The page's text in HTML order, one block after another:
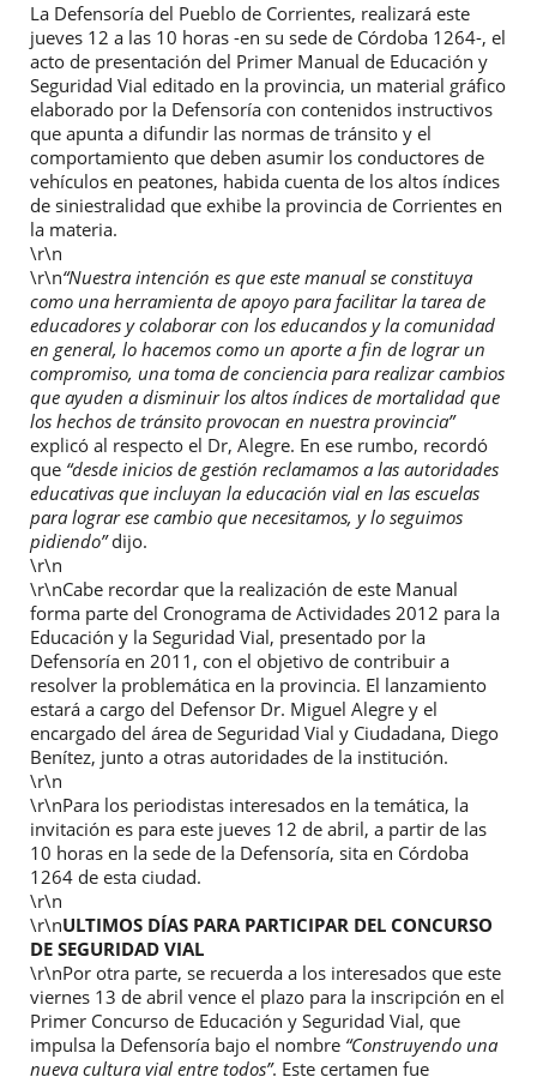
La Defensoría del Pueblo de Corrientes, realizará este
jueves 12 a las 10 horas -en su sede de Córdoba 1264-, el
acto de presentación del Primer Manual de Educación y
Seguridad Vial editado en la provincia, un material gráfico
elaborado por la Defensoría con contenidos instructivos
que apunta a difundir las normas de tránsito y el
comportamiento que deben asumir los conductores de
vehículos en peatones, habida cuenta de los altos índices
de siniestralidad que exhibe la provincia de Corrientes en
la materia.
\r\n
\r\n“Nuestra intención es que este manual se constituya
como una herramienta de apoyo para facilitar la tarea de
educadores y colaborar con los educandos y la comunidad
en general, lo hacemos como un aporte a fin de lograr un
compromiso, una toma de conciencia para realizar cambios
que ayuden a disminuir los altos índices de mortalidad que
los hechos de tránsito provocan en nuestra provincia”
explicó al respecto el Dr, Alegre. En ese rumbo, recordó
que “desde inicios de gestión reclamamos a las autoridades
educativas que incluyan la educación vial en las escuelas
para lograr ese cambio que necesitamos, y lo seguimos
pidiendo”dijo.
\r\n
\r\nCabe recordar que la realización de este Manual
forma parte del Cronograma de Actividades 2012 para la
Educación y la Seguridad Vial, presentado por la
Defensoría en 2011, con el objetivo de contribuir a
resolver la problemática en la provincia. El lanzamiento
estará a cargo del Defensor Dr. Miguel Alegre y el
encargado del área de Seguridad Vial y Ciudadana, Diego
Benítez, junto a otras autoridades de la institución.
\r\n
\r\nPara los periodistas interesados en la temática, la
invitación es para este jueves 12 de abril, a partir de las
10 horas en la sede de la Defensoría, sita en Córdoba
1264 de esta ciudad.
\r\n
\r\nULTIMOS DÍAS PARA PARTICIPAR DEL CONCURSO
DE SEGURIDAD VIAL
\r\nPor otra parte, se recuerda a los interesados que este
viernes 13 de abril vence el plazo para la inscripción en el
Primer Concurso de Educación y Seguridad Vial, que
impulsa la Defensoría bajo el nombre “Construyendo una
nueva cultura vial entre todos”. Este certamen fue